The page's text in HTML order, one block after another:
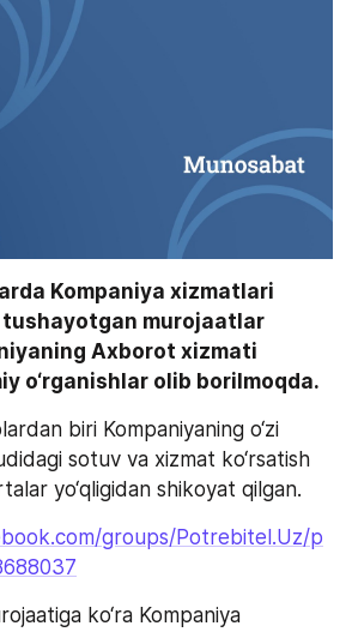
Kompaniya xizmatlari
murojaatlar
Axborot xizmati
o‘rganishlar olib borilmoqda.
biri Kompaniyaning o‘zi
sotuv va xizmat ko‘rsatish
yo‘qligidan shikoyat qilgan.
groups/Potrebitel.Uz/p
ko‘ra Kompaniya